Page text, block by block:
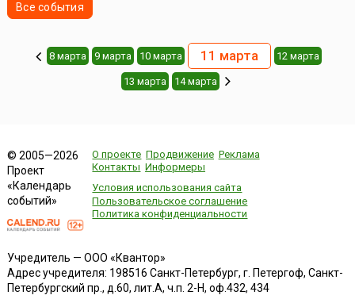
Все события
8 марта 9 марта 10 марта 11 марта 12 марта
13 марта 14 марта
© 2005—2026
Проект
«Календарь
событий»
О проекте Продвижение Реклама
Контакты Информеры
Условия использования сайта
Пользовательское соглашение
Политика конфиденциальности
Учредитель — ООО «Квантор»
Адрес учредителя: 198516 Санкт-Петербург, г. Петергоф, Санкт-
Петербургский пр., д.60, лит.А, ч.п. 2-Н, оф.432, 434